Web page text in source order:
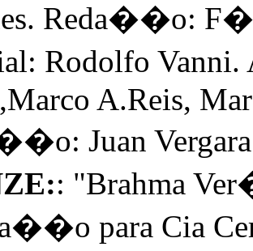
Reda��o:
Rodolfo
A.Reis,
Juan
: "Brahma
para Cia